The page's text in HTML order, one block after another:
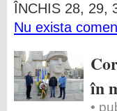
ÎNCHIS 28, 29,
Nu exista
în
•